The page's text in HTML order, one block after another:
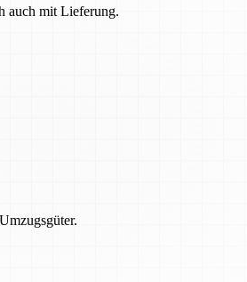
auch mit Lieferung.